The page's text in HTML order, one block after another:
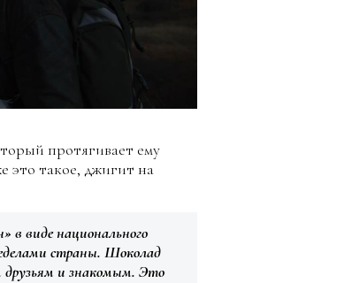
протягивает ему
это такое, джигит на
в виде национального
страны. Шоколад
друзьям и знакомым. Это